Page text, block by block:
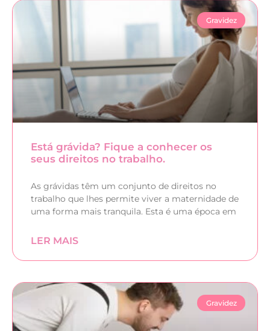
Gravidez
Está grávida? Fique a conhecer os
seus direitos no trabalho.
As grávidas têm um conjunto de direitos no
trabalho que lhes permite viver a maternidade de
uma forma mais tranquila. Esta é uma época em
LER MAIS
Gravidez